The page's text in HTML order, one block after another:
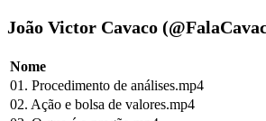
João Victor Cavaco
Nome
01. Procedimento de análises.mp4
02. Ação e bolsa de valores.mp4